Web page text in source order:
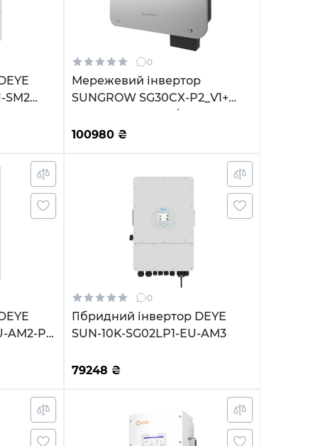
SM2
0
Мережевий інвертор
SUNGROW SG30CX-P2_V1+
30kW 3 MPPT 220/380V
Трифазний (ASG01763)
100980₴
AM2-P
0
Гібридний інвертор DEYE
SUN-10K-SG02LP1-EU-AM3
79248 ₴